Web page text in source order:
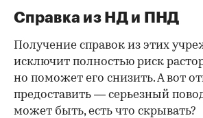
Справка из НД и ПНД
Получение справок из этих
исключит полностью риск
но поможет его снизить. А вот
предоставить — серьезный
может быть, есть что скрывать?